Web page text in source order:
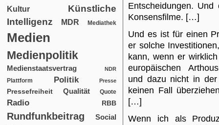
Kultur
Künstliche
Intelligenz
MDR Mediathek
Medien
Medienpolitik
Medienstaatsvertrag NDR
Plattform Politik Presse
Pressefreiheit Qualität Quote
Radio RBB
Rundfunkbeitrag
Social
Entscheidungen.
Konsensfilme. […]
Und es ist für einen
er solche
kann, wenn er
europäischen
und dazu nicht in
keinen Fall
[…]
Wenn ich als